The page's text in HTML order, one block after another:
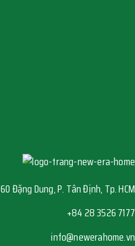
60 Đặng Dung, P. Tân Định, Tp. HCM
+84 28 3526 7177
info@newerahome.vn